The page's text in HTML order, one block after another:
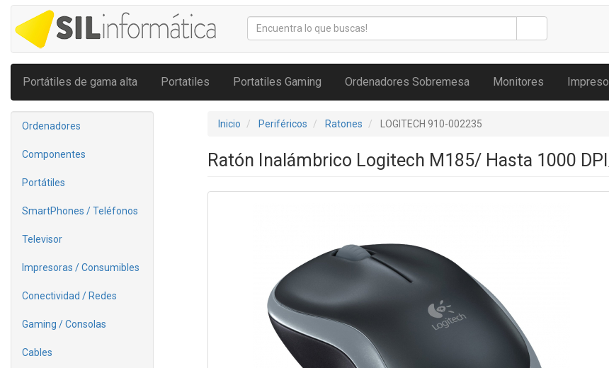
Portátiles de gama alta Portatiles Portatiles Gaming Ordenadores Sobremesa Monitores
Ordenadores
Componentes
Portátiles
SmartPhones / Teléfonos
Televisor
Impresoras / Consumibles
Conectividad / Redes
Gaming / Consolas
Cables
Inicio Periféricos Ratones LOGITECH 910-002235
Ratón Inalámbrico Logitech M185/ Hasta 1000